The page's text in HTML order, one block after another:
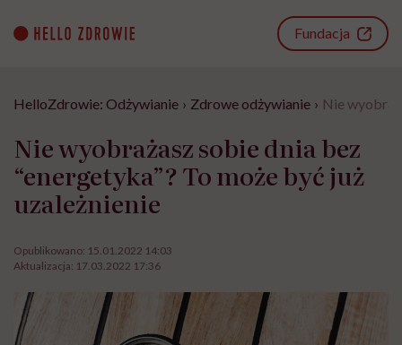
content
Fundacja
HelloZdrowie: Odżywianie › Zdrowe odżywianie › Nie
Nie wyobrażasz sobie dnia bez
“energetyka”? To może być już
uzależnienie
Opublikowano: 15.01.2022 14:03
Aktualizacja: 17.03.2022 17:36